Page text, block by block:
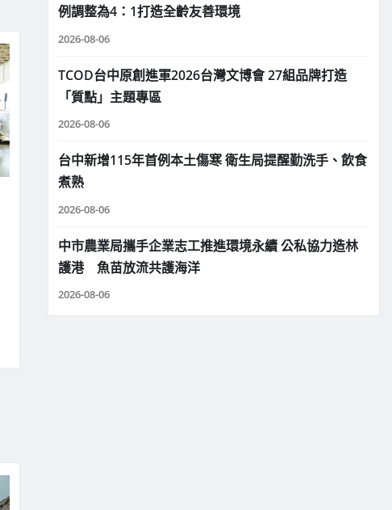
例調整為4：1打造全齡友善環境
2026-08-06
TCOD台中原創進軍2026台灣文博會 27組品牌打造
「質點」主題專區
2026-08-06
台中新增115年首例本土傷寒 衛生局提醒勤洗手、飲食
煮熟
2026-08-06
中市農業局攜手企業志工推進環境永續 公私協力造林
護港 魚苗放流共護海洋
2026-08-06